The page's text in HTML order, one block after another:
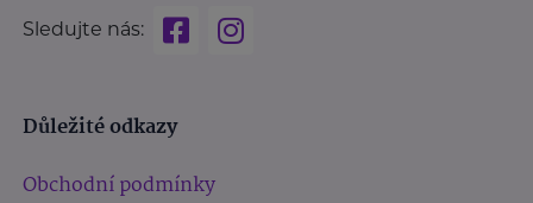
Sledujte nás:
Důležité odkazy
Obchodní podmínky